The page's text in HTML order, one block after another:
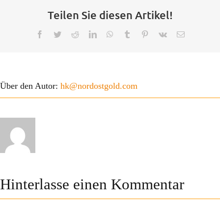
Teilen Sie diesen Artikel!
Facebook
TwitterRedditLinkedInWhatsApp
Tumblr Pinterest
Vk
E-
Über den Autor: hk@nordostgold.com
Hinterlasse einen Kommentar